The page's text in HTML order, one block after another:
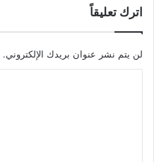
اترك تعليقاً
لن يتم نشر عنوان بريدك الإلكتروني.